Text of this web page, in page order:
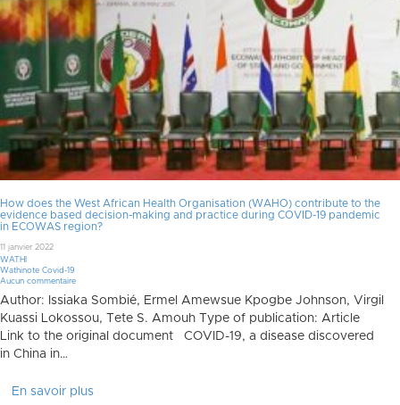
How does the West African Health Organisation (WAHO) contribute to the
evidence based decision-making and practice during COVID-19 pandemic
in ECOWAS region?
11 janvier 2022
WATHI
Wathinote Covid-19
Aucun commentaire
Author: Issiaka Sombié, Ermel Amewsue Kpogbe Johnson, Virgil
Kuassi Lokossou, Tete S. Amouh Type of publication: Article
Link to the original document COVID-19, a disease discovered
in China in…
En savoir plus